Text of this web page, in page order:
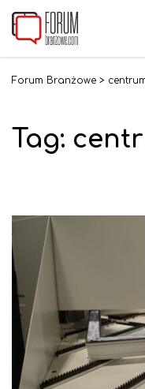
Forum Branżowe >
Tag: